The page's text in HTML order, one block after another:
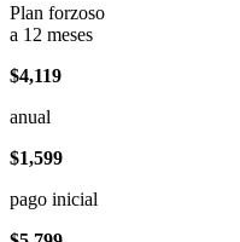
Plan forzoso
a 12 meses
$4,119
anual
$1,599
pago inicial